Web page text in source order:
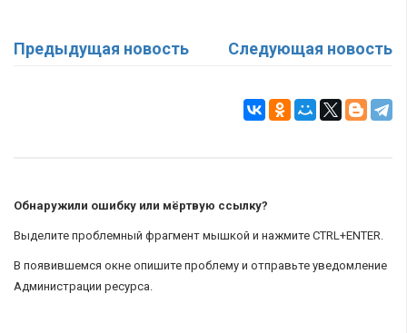
Предыдущая новость Следующая новость
Обнаружили ошибку или мёртвую ссылку?
Выделите проблемный фрагмент мышкой и нажмите CTRL+ENTER.
В появившемся окне опишите проблему и отправьте уведомление
Администрации ресурса.